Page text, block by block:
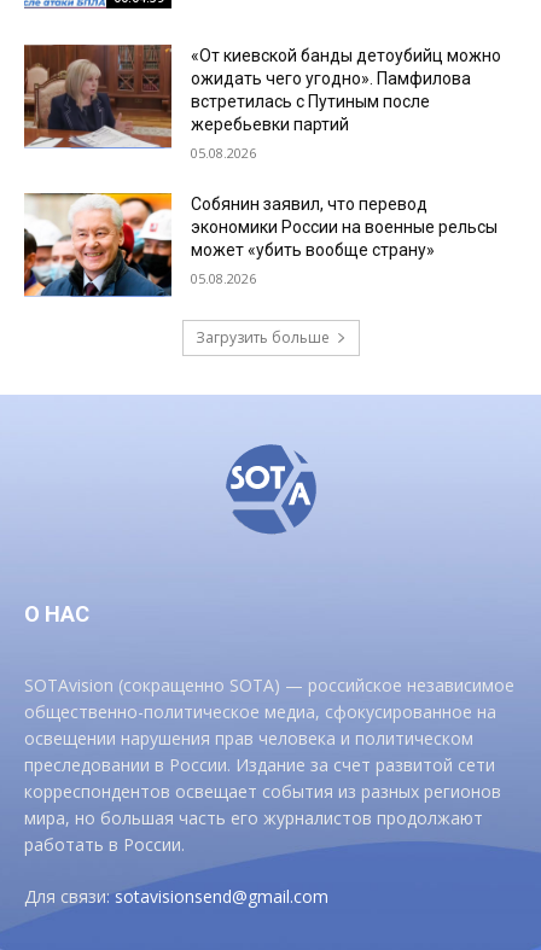
«От киевской банды детоубийц можно
ожидать чего угодно». Памфилова
встретилась с Путиным после
жеребьевки партий
05.08.2026
Собянин заявил, что перевод
экономики России на военные рельсы
может «убить вообще страну»
05.08.2026
Загрузить больше
О НАС
SOTAvision (сокращенно SOTA) — российское независимое
общественно-политическое медиа, сфокусированное на
освещении нарушения прав человека и политическом
преследовании в России. Издание за счет развитой сети
корреспондентов освещает события из разных регионов
мира, но большая часть его журналистов продолжают
работать в России.
Для связи:sotavisionsend@gmail.com